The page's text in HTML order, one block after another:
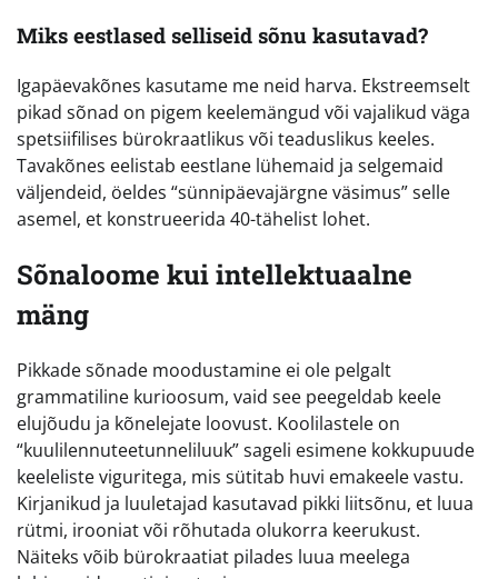
Miks eestlased selliseid sõnu kasutavad?
Igapäevakõnes kasutame me neid harva. Ekstreemselt
pikad sõnad on pigem keelemängud või vajalikud väga
spetsiifilises bürokraatlikus või teaduslikus keeles.
Tavakõnes eelistab eestlane lühemaid ja selgemaid
väljendeid, öeldes “sünnipäevajärgne väsimus” selle
asemel, et konstrueerida 40-tähelist lohet.
Sõnaloome kui intellektuaalne
mäng
Pikkade sõnade moodustamine ei ole pelgalt
grammatiline kurioosum, vaid see peegeldab keele
elujõudu ja kõnelejate loovust. Koolilastele on
“kuulilennuteetunneliluuk” sageli esimene kokkupuude
keeleliste viguritega, mis sütitab huvi emakeele vastu.
Kirjanikud ja luuletajad kasutavad pikki liitsõnu, et luua
rütmi, irooniat või rõhutada olukorra keerukust.
Näiteks võib bürokraatiat pilades luua meelega